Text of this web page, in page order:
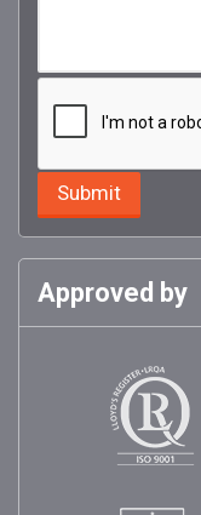
Approved by